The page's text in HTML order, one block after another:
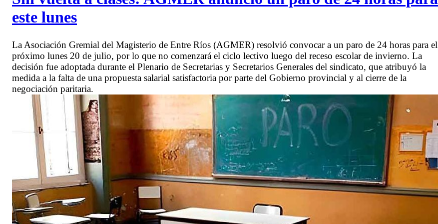
este lunes
La Asociación Gremial del Magisterio de Entre Ríos (AGMER) resolvió convocar a un paro de 24 horas para el
próximo lunes 20 de julio, por lo que no comenzará el ciclo lectivo luego del receso escolar de invierno. La
decisión fue adoptada durante el Plenario de Secretarias y Secretarios Generales del sindicato, que atribuyó la
medida a la falta de una propuesta salarial satisfactoria por parte del Gobierno provincial y al cierre de la
negociación paritaria.